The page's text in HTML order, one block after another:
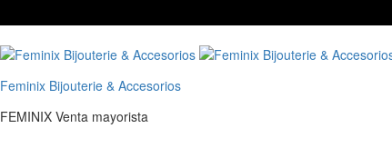
Feminix Bijouterie & Accesorios
FEMINIX Venta mayorista